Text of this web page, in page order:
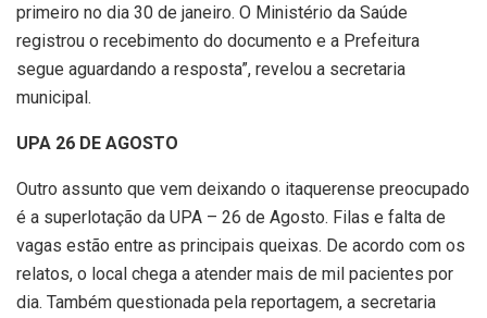
primeiro no dia 30 de janeiro. O Ministério da Saúde
registrou o recebimento do documento e a Prefeitura
segue aguardando a resposta”, revelou a secretaria
municipal.
UPA 26 DE AGOSTO
Outro assunto que vem deixando o itaquerense preocupado
é a superlotação da UPA – 26 de Agosto. Filas e falta de
vagas estão entre as principais queixas. De acordo com os
relatos, o local chega a atender mais de mil pacientes por
dia. Também questionada pela reportagem, a secretaria